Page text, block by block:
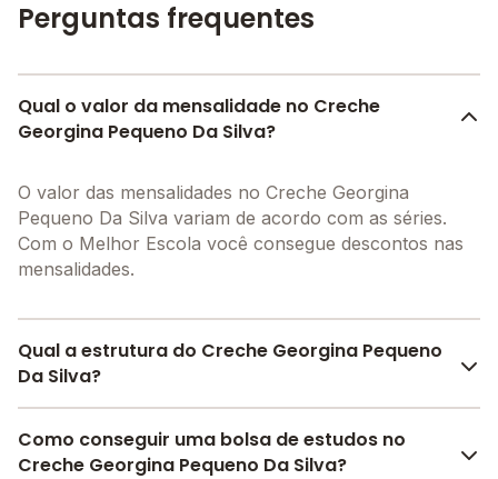
Perguntas frequentes
Qual o valor da mensalidade no Creche
Georgina Pequeno Da Silva?
O valor das mensalidades no Creche Georgina
Pequeno Da Silva variam de acordo com as séries.
Com o Melhor Escola você consegue descontos nas
mensalidades.
Qual a estrutura do Creche Georgina Pequeno
Da Silva?
O Creche Georgina Pequeno Da Silva oferece toda a
estrutura necessária para o conforto e
Como conseguir uma bolsa de estudos no
Creche Georgina Pequeno Da Silva?